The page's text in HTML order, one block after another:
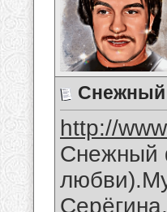
http://
Снежный
Серёгина.